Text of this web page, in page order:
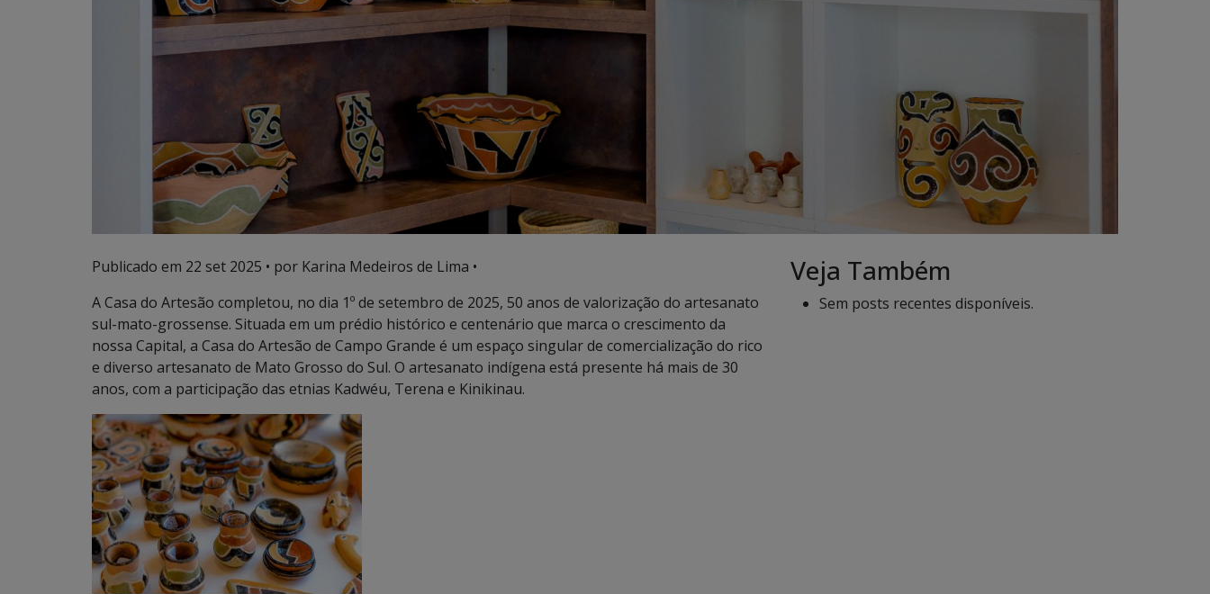
Publicado em 22 set 2025 • por Karina Medeiros de Lima •
A Casa do Artesão completou, no dia 1º de setembro de 2025, 50 anos de valorização do artesanato
sul-mato-grossense. Situada em um prédio histórico e centenário que marca o crescimento da
nossa Capital, a Casa do Artesão de Campo Grande é um espaço singular de comercialização do rico
e diverso artesanato de Mato Grosso do Sul. O artesanato indígena está presente há mais de 30
anos, com a participação das etnias Kadwéu, Terena e Kinikinau.
Veja Também
Sem posts recentes disponíveis.